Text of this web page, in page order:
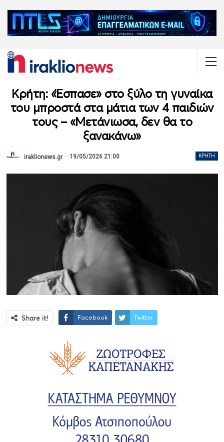
Κρήτη: «Έσπασε» στο ξύλο τη γυναίκα
του μπροστά στα μάτια των 4 παιδιών
τους – «Μετάνιωσα, δεν θα το
ξανακάνω»
ΚΡΉΤΗ
iraklionews.gr 19/05/2026 21:00
Share it! Facebook Twitter